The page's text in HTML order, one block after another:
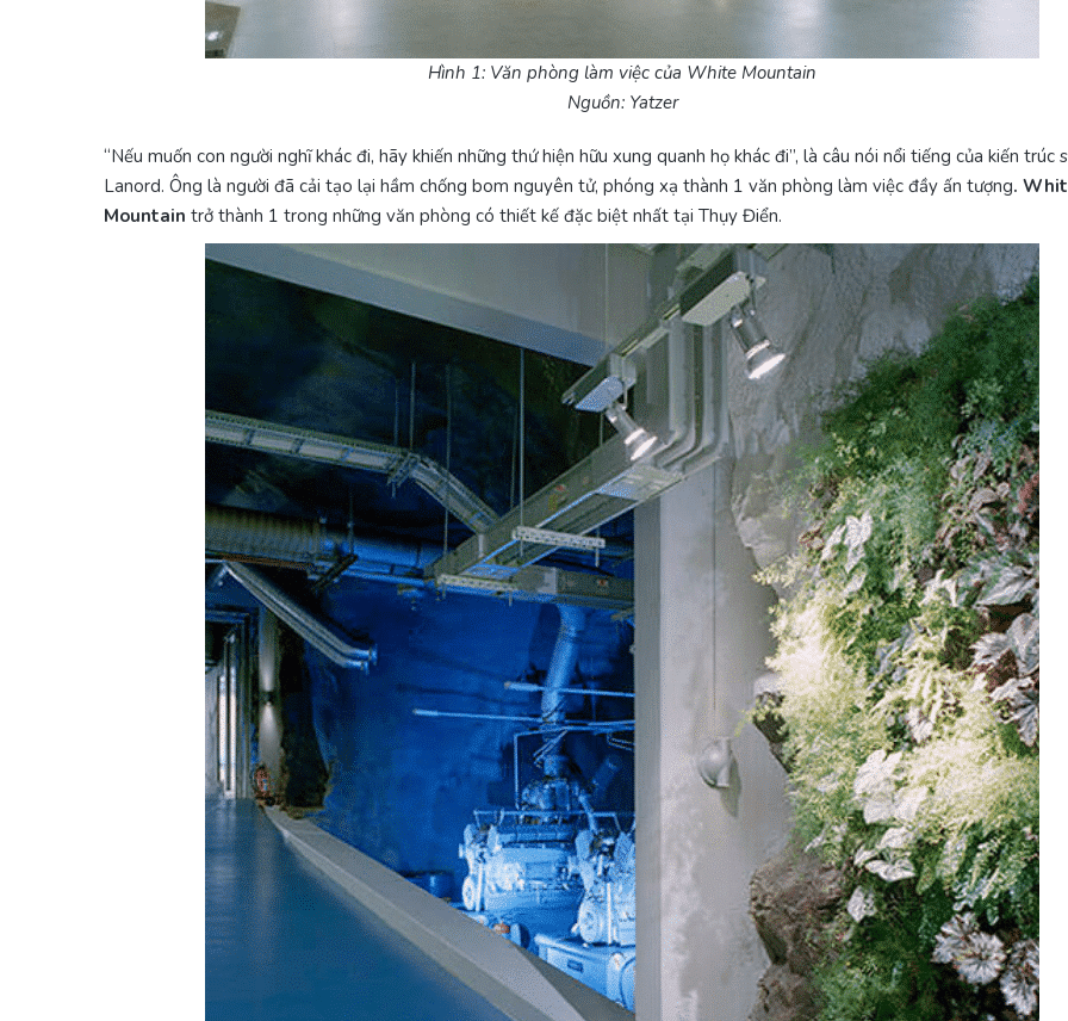
Hình 1: Văn phòng làm việc của White Mountain
Nguồn: Yatzer
“Nếu muốn con người nghĩ khác đi, hãy khiến những thứ hiện hữu xung quanh họ khác đi”, là câu nói nổi tiếng của kiến trúc
Lanord. Ông là người đã cải tạo lại hầm chống bom nguyên tử, phóng xạ thành 1 văn phòng làm việc đầy ấn tượng.
Mountain trở thành 1 trong những văn phòng có thiết kế đặc biệt nhất tại Thụy Điển.